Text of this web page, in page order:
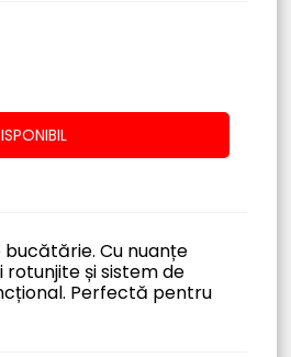
bucătărie. Cu nuanțe
și sistem de
Perfectă pentru